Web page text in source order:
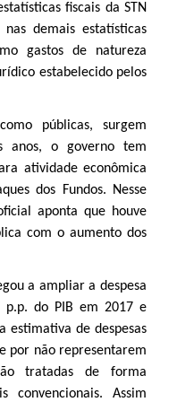
fiscais da STN
demais estatísticas
gastos de natureza
estabelecido pelos
públicas, surgem
anos, o governo tem
atividade econômica
dos Fundos. Nesse
aponta que houve
com o aumento dos
a ampliar a despesa
p.p. do PIB em 2017 e
estimativa de despesas
por não representarem
tratadas de forma
convencionais. Assim